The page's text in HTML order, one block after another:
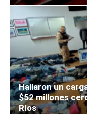
Hallaron un
$52 millones
Ríos